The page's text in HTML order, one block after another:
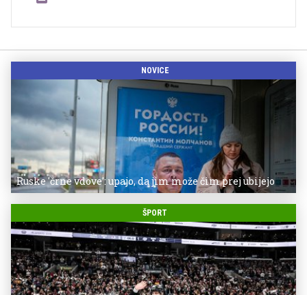
NOVICE
Ruske 'črne vdove': upajo, da jim može čim prej ubijejo
ŠPORT